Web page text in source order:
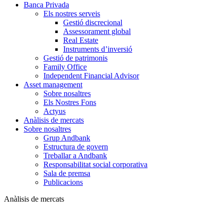
Banca Privada
Els nostres serveis
Gestió discrecional
Assessorament global
Real Estate
Instruments d’inversió
Gestió de patrimonis
Family Office
Independent Financial Advisor
Asset management
Sobre nosaltres
Els Nostres Fons
Actyus
Anàlisis de mercats
Sobre nosaltres
Grup Andbank
Estructura de govern
Treballar a Andbank
Responsabilitat social corporativa
Sala de premsa
Publicacions
Anàlisis de mercats